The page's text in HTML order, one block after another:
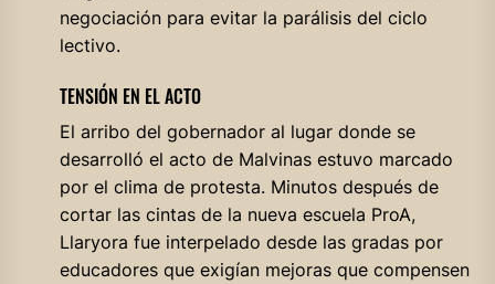
negociación para evitar la parálisis del ciclo
lectivo.
TENSIÓN EN EL ACTO
El arribo del gobernador al lugar donde se
desarrolló el acto de Malvinas estuvo marcado
por el clima de protesta. Minutos después de
cortar las cintas de la nueva escuela ProA,
Llaryora fue interpelado desde las gradas por
educadores que exigían mejoras que compensen